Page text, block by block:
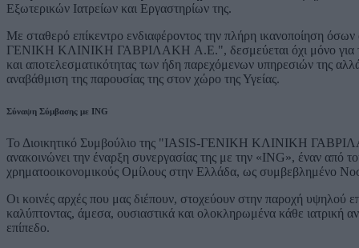
Εξωτερικών Ιατρείων και Εργαστηρίων της.
Με σταθερό επίκεντρο ενδιαφέροντος την πλήρη ικανοποίηση
ΓΕΝΙΚΗ ΚΛΙΝΙΚΗ ΓΑΒΡΙΛΑΚΗ A.E.", δεσμεύεται όχι μόνο για
και αποτελεσματικότητας των ήδη παρεχόμενων υπηρεσιών της
αναβάθμιση της παρουσίας της στον χώρο της Υγείας.
Σύναψη Σύμβασης με ING
Το Διοικητικό Συμβούλιο της "IASIS-ΓΕΝΙΚΗ ΚΛΙΝΙΚΗ
ανακοινώνει την έναρξη συνεργασίας της με την «ING», έναν από
χρηματοοικονομικούς Ομίλους στην Ελλάδα, ως συμβεβλημένο
Οι κοινές αρχές που μας διέπουν, στοχεύουν στην παροχή υψηλού
καλύπτοντας, άμεσα, ουσιαστικά και ολοκληρωμένα κάθε ιατρική
επίπεδο.